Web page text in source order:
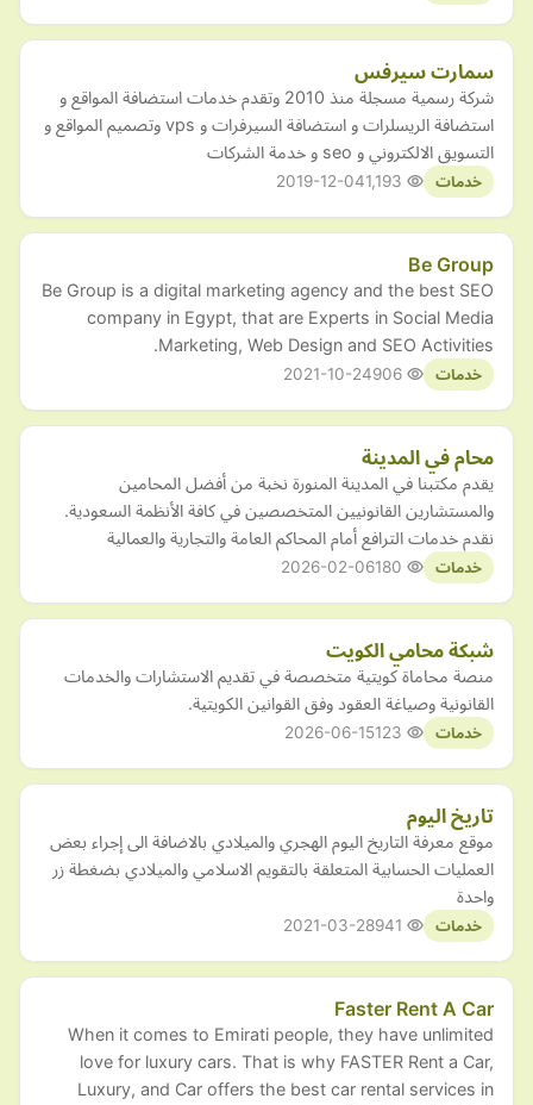
سمارت سيرفس
شركة رسمية مسجلة منذ 2010 وتقدم خدمات استضافة المواقع و
استضافة الريسلرات و استضافة السيرفرات و vps وتصميم المواقع و
التسويق الالكتروني و seo و خدمة الشركات
خدمات 2019-12-04
Be Group
Be Group is a digital marketing agency and the best SEO
company in Egypt, that are Experts in Social Media
Marketing, Web Design and SEO Activities.
خدمات 2021-10-24
محام في المدينة
يقدم مكتبنا في المدينة المنورة نخبة من أفضل المحامين
والمستشارين القانونيين المتخصصين في كافة الأنظمة السعودية.
نقدم خدمات الترافع أمام المحاكم العامة والتجارية والعمالية
خدمات 2026-02-06
شبكة محامي الكويت
منصة محاماة كويتية متخصصة في تقديم الاستشارات والخدمات
القانونية وصياغة العقود وفق القوانين الكويتية.
خدمات 2026-06-15
تاريخ اليوم
موقع معرفة التاريخ اليوم الهجري والميلادي بالاضافة الى إجراء بعض
العمليات الحسابية المتعلقة بالتقويم الاسلامي والميلادي بضغطة زر
واحدة
خدمات 2021-03-28
Faster Rent A Car
When it comes to Emirati people, they have unlimited
love for luxury cars. That is why FASTER Rent a Car,
Luxury, and Car offers the best car rental services in